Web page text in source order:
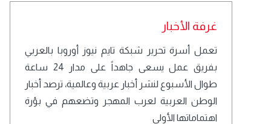
غرفة الأخبار
تعمل أسرة تحرير شبكة تايم نيوز أوروبا بالعربي
بفريق عمل يسعى جاهداً على مدار 24 ساعة
طوال الأسبوع لنشر أخبار عربية وعالمية، ترصد أخبار
الوطن العربية لعرب المهجر وتضعهم في بؤرة
اهتماماتها الأولى